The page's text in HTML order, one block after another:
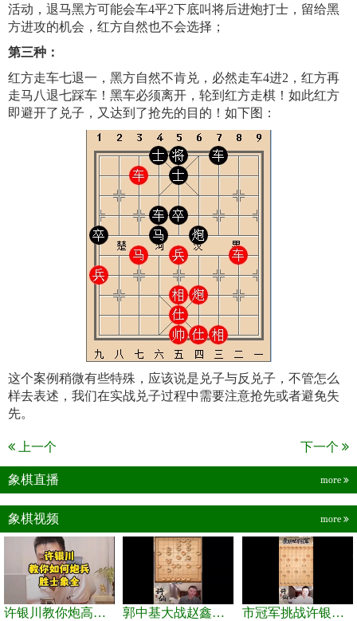
活动，退马黑方可能会车4平2下底叫将后进炮打士，留给黑
方进攻的机会，红方自然也不会选择；
第三种：
红方走车七退一，黑方自然不肯兑，必然走车4进2，红方再
走马八退七踩车！黑车必须离开，轮到红方走棋！如此红方
即避开了兑子，又达到了抢先的目的！如下图：
这个案例稍微有些特殊，应该说是兑子与反兑子，不管怎么
样去表述，我们在实战兑子过程中需要注意抢先或者避免失
先。
上一个 下一个
象棋直播 more
象棋视频 more
许银川教你炮高兵士象全如何赢士象全，简单四步即可 郭中基大战赵鑫鑫，许银川激情讲解 市冠军挑战许银川，急进中兵变化真激烈！